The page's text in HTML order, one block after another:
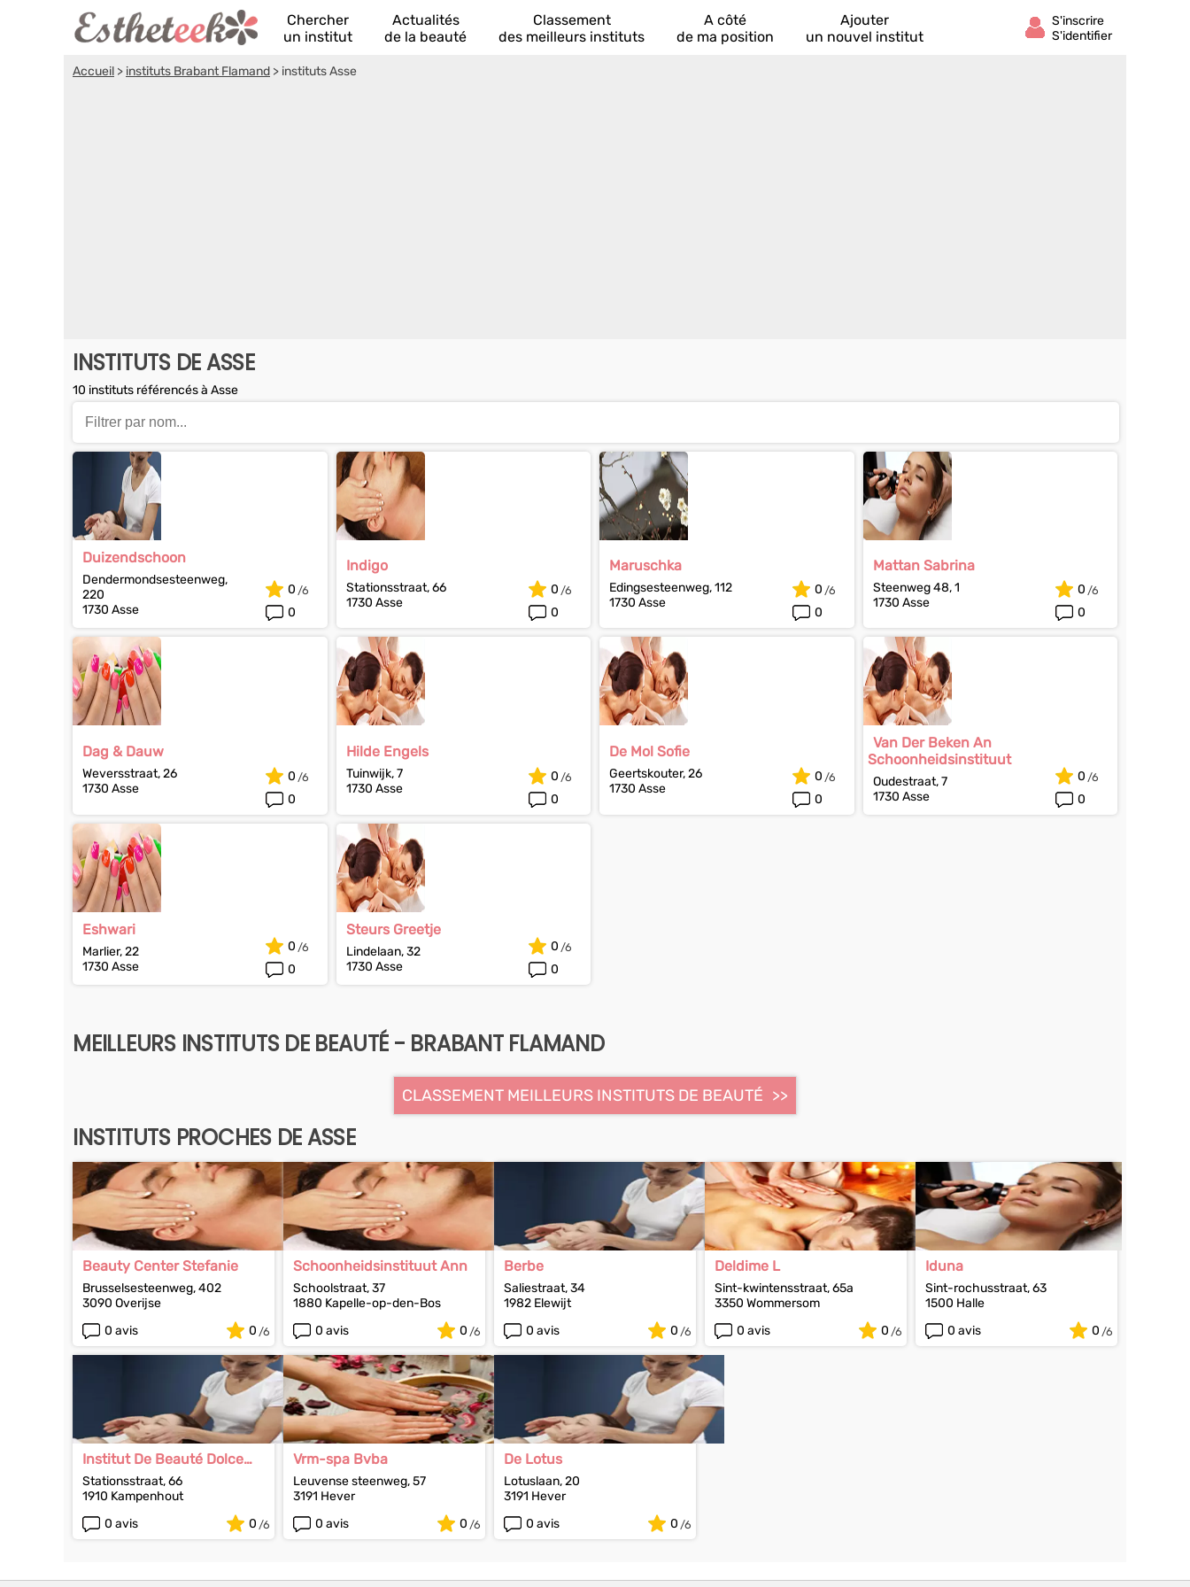
Chercher
un institut
Actualités
de la beauté
Classement
des meilleurs instituts
A côté
de ma position
Ajouter
un nouvel institut
Accueil > instituts Brabant Flamand > instituts Asse
INSTITUTS DE ASSE
10 instituts référencés à Asse
Duizendschoon
Dendermondsesteenweg,
220
1730 Asse
0
0
Indigo
Stationsstraat, 66
1730 Asse
0
0
Maruschka
Edingsesteenweg, 112
1730 Asse
0
0
Mattan Sabrina
Steenweg 48, 1
1730 Asse
0
0
Dag & Dauw
Weversstraat, 26
1730 Asse
0
0
Hilde Engels
Tuinwijk, 7
1730 Asse
0
0
De Mol Sofie
Geertskouter, 26
1730 Asse
0
0
Van Der Beken An
Schoonheidsinstituut
Oudestraat, 7
1730 Asse
0
0
Eshwari
Marlier, 22
1730 Asse
0
0
Steurs Greetje
Lindelaan, 32
1730 Asse
0
0
MEILLEURS INSTITUTS DE BEAUTÉ - BRABANT FLAMAND
CLASSEMENT MEILLEURS INSTITUTS DE BEAUTÉ
INSTITUTS PROCHES DE ASSE
Beauty Center Stefanie
Brusselsesteenweg, 402
3090 Overijse
0 avis
0
Schoonheidsinstituut Ann
Schoolstraat, 37
1880 Kapelle-op-den-Bos
0 avis
0
Berbe
Saliestraat, 34
1982 Elewijt
0 avis
0
Deldime L
Sint-kwintensstraat, 65a
3350 Wommersom
0 avis
0
Iduna
Sint-rochusstraat, 63
1500 Halle
0 avis
0
Institut De Beauté Dolce
Vita
Stationsstraat, 66
1910 Kampenhout
0 avis
0
Vrm-spa Bvba
Leuvense steenweg, 57
3191 Hever
0 avis
0
De Lotus
Lotuslaan, 20
3191 Hever
0 avis
0